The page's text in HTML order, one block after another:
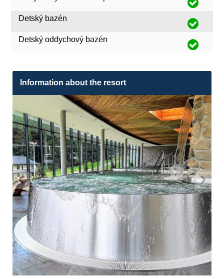
Detský bazén
Detský oddychový bazén
Information about the resort